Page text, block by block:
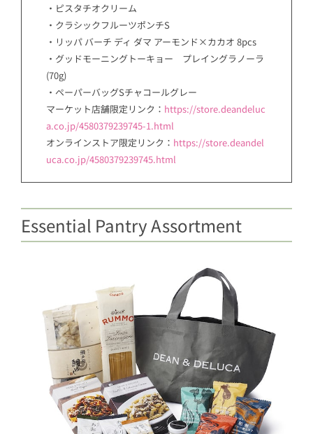
・ピスタチオクリーム
・クラシックフルーツポンチS
・リッパ バーチ ディ ダマ アーモンド×カカオ 8pcs
・グッドモーニングトーキョー プレイングラノーラ
(70g)
・ペーパーバッグSチャコールグレー
マーケット店舗限定リンク： https://store.deandeluc
a.co.jp/4580379239745-1.html
オンラインストア限定リンク： https://store.deandel
uca.co.jp/4580379239745.html
Essential Pantry Assortment